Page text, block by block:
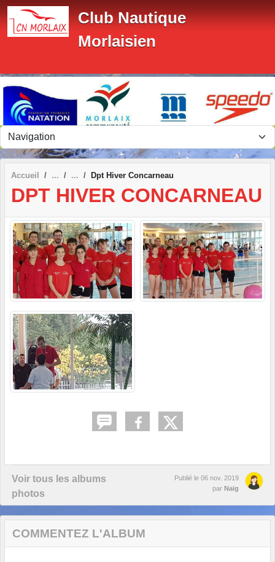
Club Nautique
Morlaisien
Accueil Dpt Hiver Concarneau
DPT HIVER CONCARNEAU
Voir tous les albums
photos
Publié le 06 nov. 2019
par Naig
COMMENTEZ L'ALBUM
Panneau de gestion des cookies